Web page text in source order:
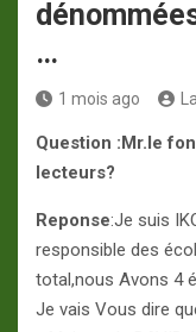
…
1 mois ago
Question :Mr.le
lecteurs?
Reponse:Je suis
responsible des
total,nous Avons 4
Je vais Vous dire